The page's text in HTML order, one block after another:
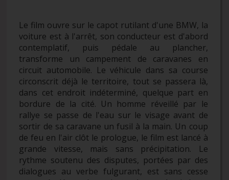
Le film ouvre sur le capot rutilant d'une BMW, la
voiture est à l'arrêt, son conducteur est d'abord
contemplatif, puis pédale au plancher,
transforme un campement de caravanes en
circuit automobile. Le véhicule dans sa course
circonscrit déjà le territoire, tout se passera là,
dans cet endroit indéterminé, quelque part en
bordure de la cité. Un homme réveillé par le
rallye se passe de l'eau sur le visage avant de
sortir de sa caravane un fusil à la main. Un coup
de feu en l'air clôt le prologue, le film est lancé à
grande vitesse, mais sans précipitation. Le
rythme soutenu des disputes, portées par des
dialogues au verbe fulgurant, est sans cesse